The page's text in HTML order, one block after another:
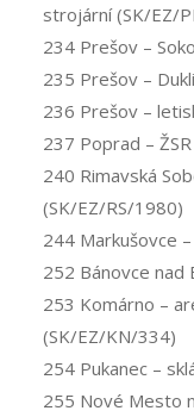
strojární (SK/EZ/
234 Prešov –
235 Prešov –
236 Prešov –
237 Poprad –
240 Rimavská
(SK/EZ/RS/1980)
244 Markušovce
252 Bánovce nad
253 Komárno –
(SK/EZ/KN/334)
254 Pukanec –
255 Nové Mesto